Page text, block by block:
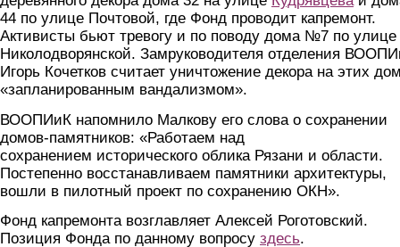
44 по улице Почтовой, где Фонд проводит капремонт.
Активисты бьют тревогу и по поводу дома №7 по улице
Николодворянской. Замруководителя отделения
Игорь Кочетков считает уничтожение декора на этих
«запланированным вандализмом».
ВООПИиК напомнило Малкову его слова о сохранении
домов-памятников: «Работаем над
сохранением исторического облика Рязани и области.
Постепенно восстанавливаем памятники архитектуры,
вошли в пилотный проект по сохранению ОКН».
Фонд капремонта возглавляет Алексей Роготовский.
Позиция Фонда по данному вопросу здесь.